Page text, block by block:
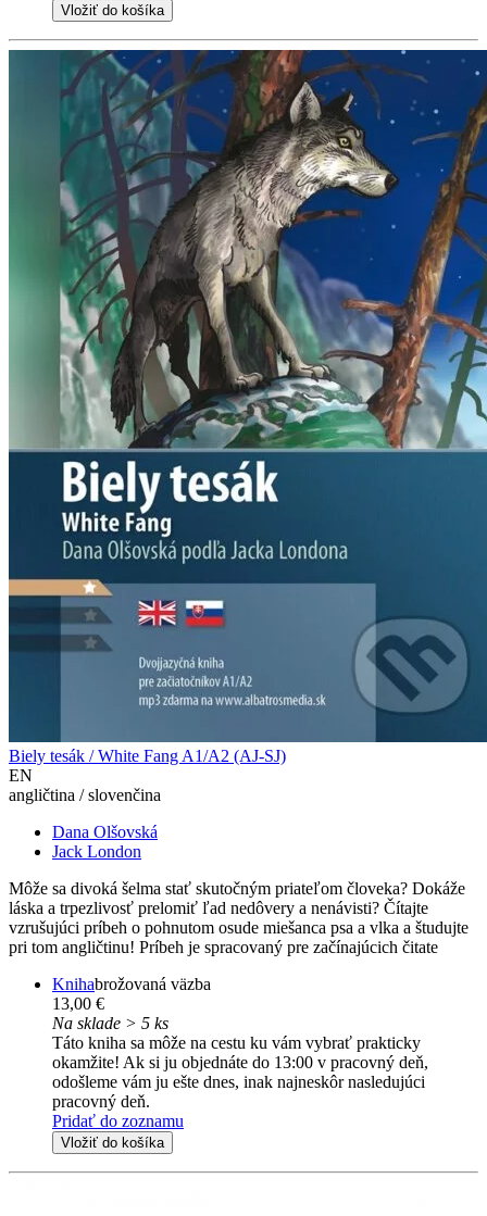
Vložiť do košíka
Biely tesák / White Fang A1/A2 (AJ-SJ)
EN
angličtina / slovenčina
Dana Olšovská
Jack London
Môže sa divoká šelma stať skutočným priateľom človeka? Dokáže
láska a trpezlivosť prelomiť ľad nedôvery a nenávisti? Čítajte
vzrušujúci príbeh o pohnutom osude miešanca psa a vlka a študujte
pri tom angličtinu! Príbeh je spracovaný pre začínajúcich čitate
Knihabrožovaná väzba
13,00 €
Na sklade > 5 ks
Táto kniha sa môže na cestu ku vám vybrať prakticky
okamžite! Ak si ju objednáte do 13:00 v pracovný deň,
odošleme vám ju ešte dnes, inak najneskôr nasledujúci
pracovný deň.
Pridať do zoznamu
Vložiť do košíka